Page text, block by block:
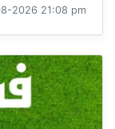
2026 21:08 pm